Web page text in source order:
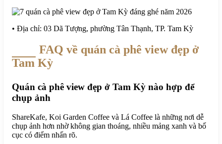
• Địa chỉ: 03 Dã Tượng, phường Tân Thạnh, TP. Tam Kỳ
FAQ về quán cà phê view đẹp ở
Tam Kỳ
Quán cà phê view đẹp ở Tam Kỳ nào hợp để
chụp ảnh
ShareKafe, Koi Garden Coffee và Lá Coffee là những nơi dễ
chụp ảnh hơn nhờ không gian thoáng, nhiều mảng xanh và bố
cục có điểm nhấn rõ.